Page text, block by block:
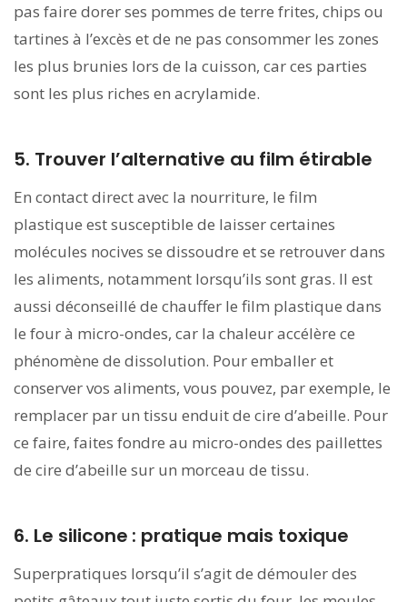
pas faire dorer ses pommes de terre frites, chips ou
tartines à l’excès et de ne pas consommer les zones
les plus brunies lors de la cuisson, car ces parties
sont les plus riches en acrylamide.
5. Trouver l’alternative au film étirable
En contact direct avec la nourriture, le film
plastique est susceptible de laisser certaines
molécules nocives se dissoudre et se retrouver dans
les aliments, notamment lorsqu’ils sont gras. Il est
aussi déconseillé de chauffer le film plastique dans
le four à micro-ondes, car la chaleur accélère ce
phénomène de dissolution. Pour emballer et
conserver vos aliments, vous pouvez, par exemple, le
remplacer par un tissu enduit de cire d’abeille. Pour
ce faire, faites fondre au micro-ondes des paillettes
de cire d’abeille sur un morceau de tissu.
6. Le silicone : pratique mais toxique
Superpratiques lorsqu’il s’agit de démouler des